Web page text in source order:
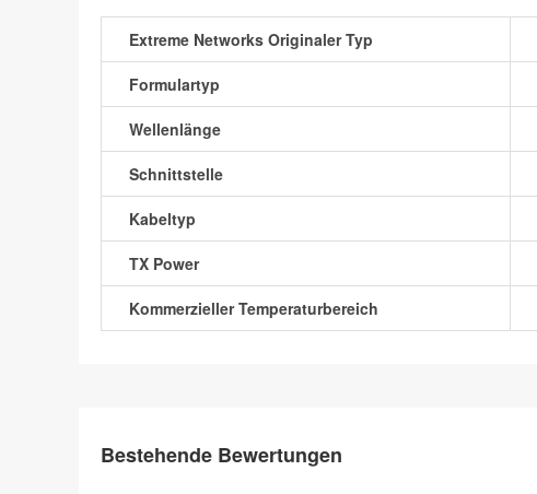
Extreme Networks Originaler Typ
Formulartyp
Wellenlänge
Schnittstelle
Kabeltyp
TX Power
Kommerzieller Temperaturbereich
Bestehende Bewertungen